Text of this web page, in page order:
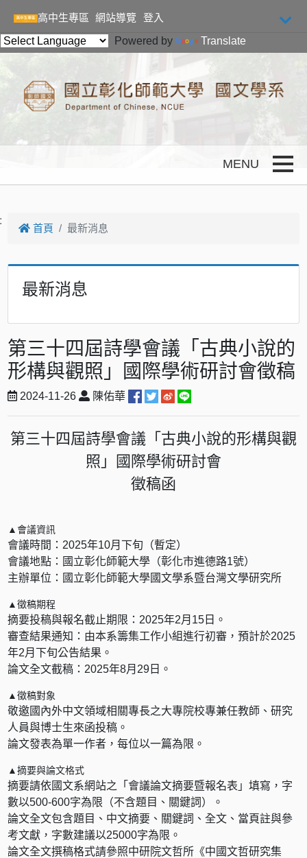
高中生專區
網站導覽
登入
Powered by
Translate
首頁 最新消息
最新消息
第三十四屆詩學會議「古典小說的
形構與觀照」國際學術研討會徵稿
2024-11-26 陳佑華
第三十四屆詩學會議「古典小說的形構與觀
照」國際學術研討會
徵稿函
▲會議資訊
會議時間：2025年10月下旬（暫定）
會議地點：國立彰化師範大學（彰化市進德路1號）
主辦單位：國立彰化師範大學國文學系暨台灣文學研究所
▲徵稿期程
摘要投稿與報名截止期限：2025年2月15日。
審查結果通知：由本系籌集工作小組進行初審，預計於2025
年2月下旬公告結果。
論文全文截稿：2025年8月29日。
▲徵稿對象
敬邀國內外中文領域相關專長之大專院校專兼任教師、研究
人員與博士生來函投稿。
論文發表為單一作者，每位以一篇為限。
▲摘要與論文格式
摘要請依國文系網站之「會議論文摘要暨報名表」填寫，字
數以500-600字為限（不含題目、關鍵詞）。
論文全文包含題目、中文摘要、關鍵詞、全文、當頁註與參
考文獻，字數建議以25000字為限。
論文全文撰稿格式請參照中研院文哲所《中國文哲研究集